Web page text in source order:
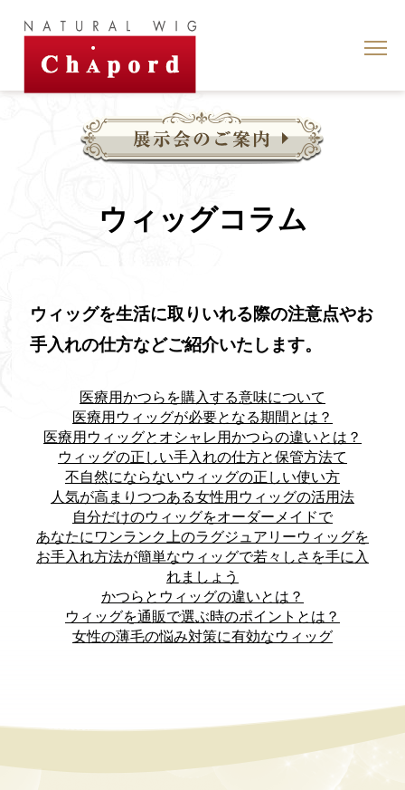
ウィッグコラム
ウィッグを生活に取りいれる際の注意点やお
手入れの仕方などご紹介いたします。
医療用かつらを購入する意味について
医療用ウィッグが必要となる期間とは？
医療用ウィッグとオシャレ用かつらの違いとは？
ウィッグの正しい手入れの仕方と保管方法て
不自然にならないウィッグの正しい使い方
人気が高まりつつある女性用ウィッグの活用法
自分だけのウィッグをオーダーメイドで
あなたにワンランク上のラグジュアリーウィッグを
お手入れ方法が簡単なウィッグで若々しさを手に入
れましょう
かつらとウィッグの違いとは？
ウィッグを通販で選ぶ時のポイントとは？
女性の薄毛の悩み対策に有効なウィッグ